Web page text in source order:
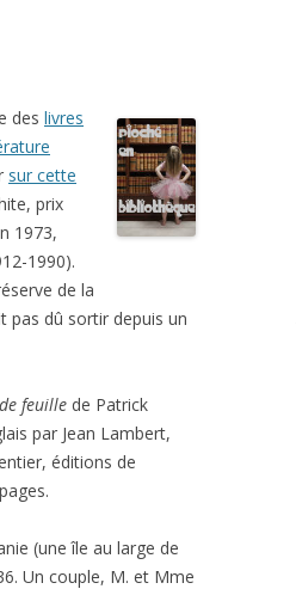
des livres
sur cette
prix
1973,
1990).
de la
pas dû sortir depuis un
feuille de Patrick
par Jean Lambert,
éditions de
(une île au large de
Un couple, M. et Mme